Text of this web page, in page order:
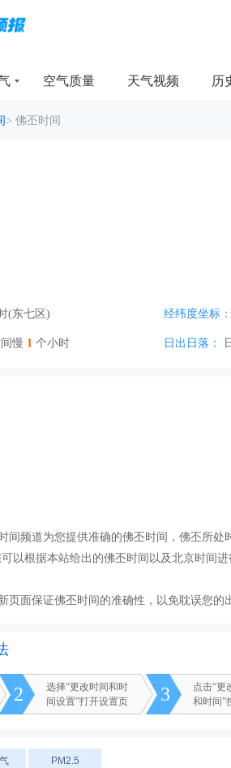
空气质量 天气视频 历
> 佛丕时间
(东七区) 经纬度坐标：
慢 1 个小时 日出日落：
间频道为您提供准确的佛丕时间，佛丕所
以根据本站给出的佛丕时间以及北京时间
页面保证佛丕时间的准确性，以免耽误您的
2
选择“更改时间和时
间设置”打开设置页
3
点击“更
和时间”
PM2.5